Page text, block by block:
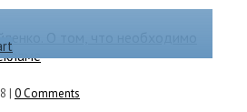
О том, что необходимо
| 0 Comments